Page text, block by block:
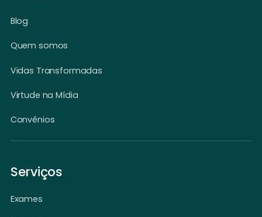
Blog
Quem somos
Vidas Transformadas
Virtude na Mídia
Convênios
Serviços
Exames